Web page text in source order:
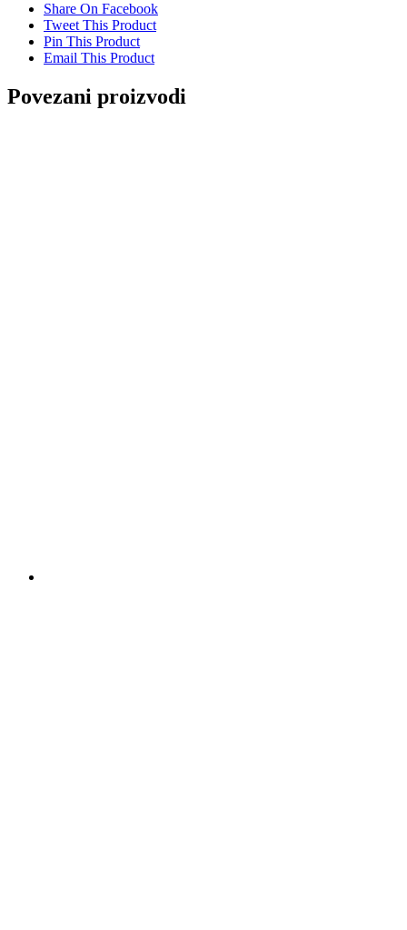
Share On Facebook
Tweet This Product
Pin This Product
Email This Product
Povezani proizvodi